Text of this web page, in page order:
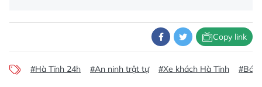
Copy link
#Hà Tĩnh 24h #An ninh trật tự #Xe khách Hà Tĩnh #Báo